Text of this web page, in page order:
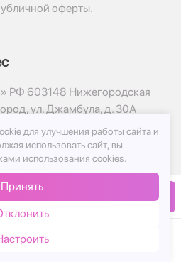
В корзину
оферты.
РФ 603148 Нижегородская
ул. Джамбула, д. 30А
24.ру
для улучшения работы сайта и
использовать сайт, вы
использования cookies.
Принять